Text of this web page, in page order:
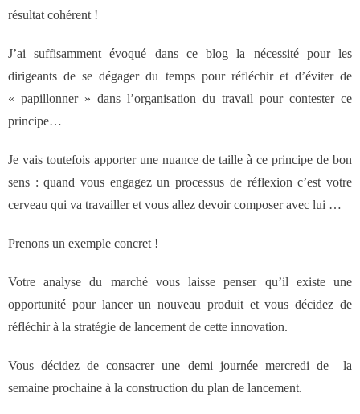
commerciaux
- Formations organisationnelles
Le Cabinet
- Notre valeur ajoutée
- JF Choblet
- Références clients
résultat cohérent !
J’ai suffisamment évoqué dans ce blog la nécessité pour les
dirigeants de se dégager du temps pour réfléchir et d’éviter de
« papillonner » dans l’organisation du travail pour contester ce
principe…
Je vais toutefois apporter une nuance de taille à ce principe de bon
sens : quand vous engagez un processus de réflexion c’est votre
cerveau qui va travailler et vous allez devoir composer avec lui …
Prenons un exemple concret !
Votre analyse du marché vous laisse penser qu’il existe une
opportunité pour lancer un nouveau produit et vous décidez de
réfléchir à la stratégie de lancement de cette innovation.
Vous décidez de consacrer une demi journée mercredi de la
semaine prochaine à la construction du plan de lancement.